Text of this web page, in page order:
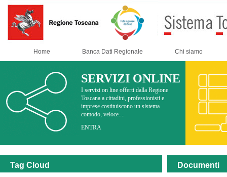
Home Banca Dati Regionale Chi siamo
SERVIZI ONLINE
I servizi on line offerti dalla Regione
Toscana a cittadini, professionisti e
imprese costituiscono un sistema
comodo, veloce....
ENTRA
Tag Cloud Documenti